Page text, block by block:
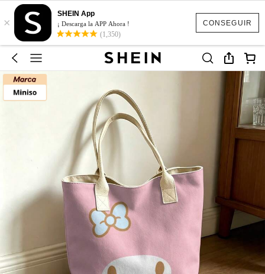
CONSEGUIR
×
SHEIN App
¡ Descarga la APP Ahora !
(1,350)